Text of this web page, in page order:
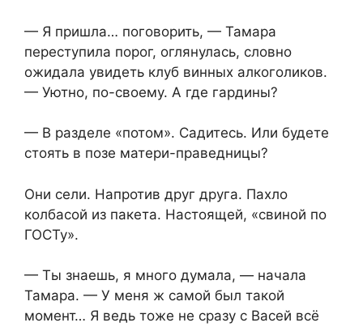
— Я пришла… поговорить, — Тамара
переступила порог, оглянулась, словно
ожидала увидеть клуб винных алкоголиков.
— Уютно, по-своему. А где гардины?
— В разделе «потом». Садитесь. Или будете
стоять в позе матери-праведницы?
Они сели. Напротив друг друга. Пахло
колбасой из пакета. Настоящей, «свиной по
ГОСТу».
— Ты знаешь, я много думала, — начала
Тамара. — У меня ж самой был такой
момент… Я ведь тоже не сразу с Васей всё